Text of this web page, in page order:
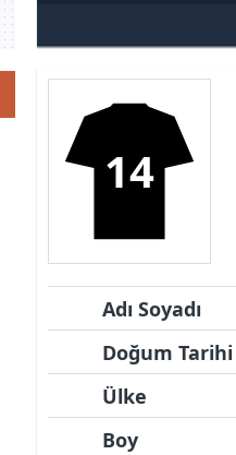
14
Adı Soyadı
Doğum Tarihi
Ülke
Boy